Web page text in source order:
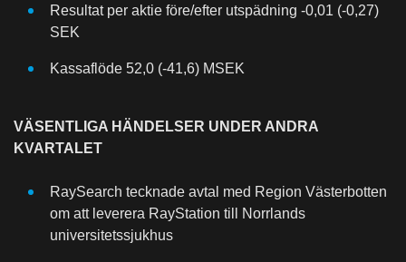
Resultat per aktie före/efter utspädning -0,01 (-0,27)
SEK
Kassaflöde 52,0 (-41,6) MSEK
VÄSENTLIGA HÄNDELSER UNDER ANDRA
KVARTALET
RaySearch tecknade avtal med Region Västerbotten
om att leverera RayStation till Norrlands
universitetssjukhus